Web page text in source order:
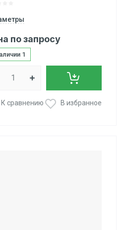
1
по запросу
К сравнению В избранное